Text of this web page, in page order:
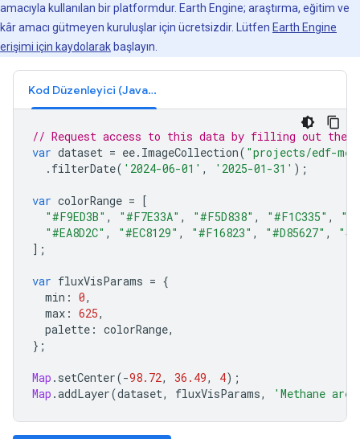
amacıyla kullanılan bir platformdur. Earth Engine; araştırma, eğitim ve
kâr amacı gütmeyen kuruluşlar için ücretsizdir. Lütfen Earth Engine
erişimi için kaydolarak başlayın.
Kod Düzenleyici (JavaScript)
// Request access to this data by filling out the
var dataset = ee. ImageCollection( "projects/edf-
. filterDate( '2024-06-01' , '2025-01-31' );
var colorRange = [
"#F9ED3B" , "#F7E33A" , "#F5D838" , "#F1C335" ,
"#EA8D2C" , "#EC8129" , "#F16823" , "#D85627" ,
];
var fluxVisParams = {
min : 0,
max : 625,
palette : colorRange,
};
Map . setCenter(-98.72, 36.49, 4);
Map .addLayer(dataset, fluxVisParams, 'Methane